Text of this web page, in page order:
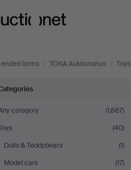
ended items / TOKA Auktionshus / Toys
TOKA
Auktionshus
category
(1,667)
(40)
Dolls & Teddybears
(1)
Model cars
(17)